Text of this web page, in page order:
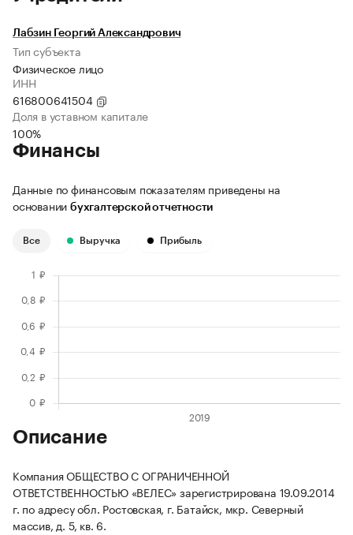
Лабзин Георгий Александрович
Тип субъекта
Физическое лицо
ИНН
616800641504
Доля в уставном капитале
100%
Финансы
Данные по финансовым показателям приведены на
основании бухгалтерской отчетности
Все Выручка Прибыль
Описание
Компания ОБЩЕСТВО С ОГРАНИЧЕННОЙ
ОТВЕТСТВЕННОСТЬЮ «ВЕЛЕС» зарегистрирована 19.09.2014
г. по адресу обл. Ростовская, г. Батайск, мкр. Северный
массив, д. 5, кв. 6.